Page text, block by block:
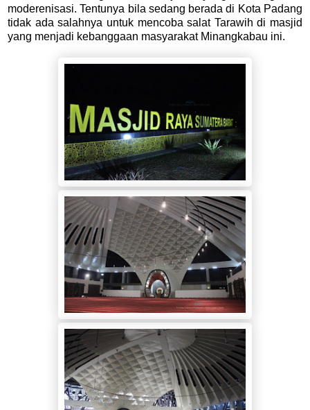
moderenisasi. Tentunya bila sedang berada di Kota Padang
tidak ada salahnya untuk mencoba salat Tarawih di masjid
yang menjadi kebanggaan masyarakat Minangkabau ini.